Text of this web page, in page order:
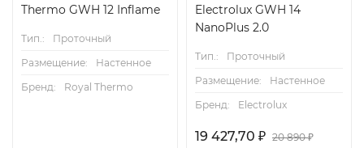
Thermo GWH 12 Inflame
Тип.:
Проточный
Размещение:
Настенное
Бренд:
Royal Thermo
Electrolux GWH 14
NanoPlus 2.0
Тип.:
Проточный
Размещение:
Настенное
Бренд:
Electrolux
19 427,70 ₽ 20 890₽